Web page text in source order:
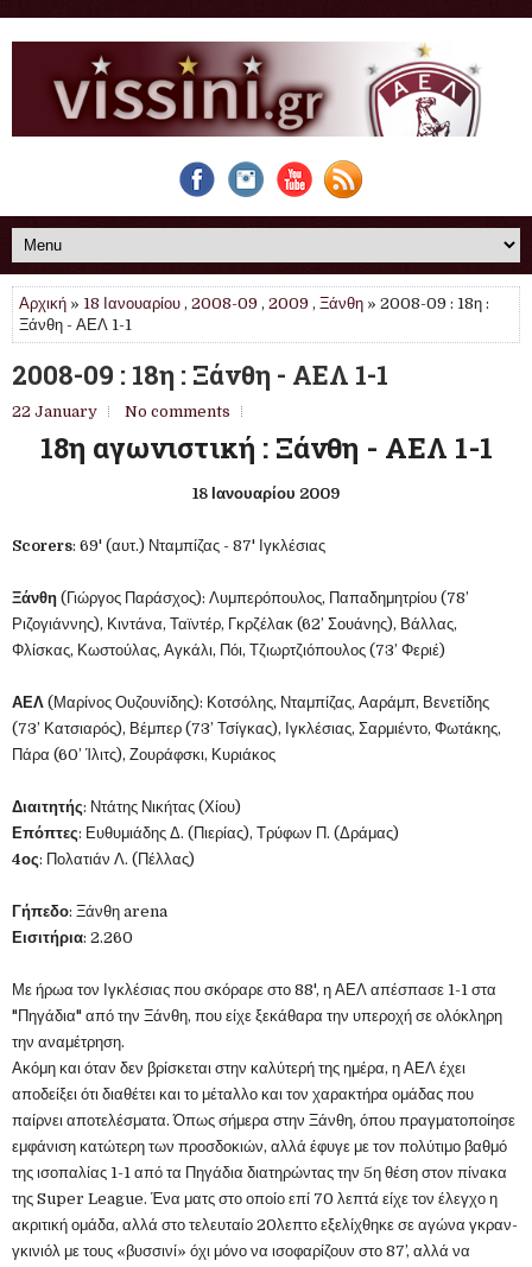
Αρχική » 18 Ιανουαρίου , 2008-09 , 2009 , Ξάνθη » 2008-09 : 18η :
Ξάνθη - ΑΕΛ 1-1
2008-09 : 18η : Ξάνθη - ΑΕΛ 1-1
22 January No comments
18η αγωνιστική : Ξάνθη - ΑΕΛ 1-1
18 Ιανουαρίου 2009
Scorers: 69' (αυτ.) Νταμπίζας - 87' Ιγκλέσιας
Ξάνθη (Γιώργος Παράσχος): Λυμπερόπουλος, Παπαδημητρίου (78’
Ριζογιάννης), Κιντάνα, Ταϊντέρ, Γκρζέλακ (62’ Σουάνης), Βάλλας,
Φλίσκας, Κωστούλας, Αγκάλι, Πόι, Τζιωρτζιόπουλος (73’ Φεριέ)
ΑΕΛ (Μαρίνος Ουζουνίδης): Κοτσόλης, Νταμπίζας, Ααράμπ, Βενετίδης
(73’ Κατσιαρός), Βέμπερ (73’ Τσίγκας), Ιγκλέσιας, Σαρμιέντο, Φωτάκης,
Πάρα (60’ Ίλιτς), Ζουράφσκι, Κυριάκος
Διαιτητής: Ντάτης Νικήτας (Χίου)
Επόπτες: Ευθυμιάδης Δ. (Πιερίας), Τρύφων Π. (Δράμας)
4ος: Πολατιάν Λ. (Πέλλας)
Γήπεδο: Ξάνθη arena
Εισιτήρια: 2.260
Με ήρωα τον Ιγκλέσιας που σκόραρε στο 88', η ΑΕΛ απέσπασε 1-1 στα
"Πηγάδια" από την Ξάνθη, που είχε ξεκάθαρα την υπεροχή σε ολόκληρη
την αναμέτρηση.
Ακόμη και όταν δεν βρίσκεται στην καλύτερή της ημέρα, η ΑΕΛ έχει
αποδείξει ότι διαθέτει και το μέταλλο και τον χαρακτήρα ομάδας που
παίρνει αποτελέσματα. Όπως σήμερα στην Ξάνθη, όπου πραγματοποίησε
εμφάνιση κατώτερη των προσδοκιών, αλλά έφυγε με τον πολύτιμο βαθμό
της ισοπαλίας 1-1 από τα Πηγάδια διατηρώντας την 5η θέση στον πίνακα
της Super League. Ένα ματς στο οποίο επί 70 λεπτά είχε τον έλεγχο η
ακριτική ομάδα, αλλά στο τελευταίο 20λεπτο εξελίχθηκε σε αγώνα γκραν-
γκινιόλ με τους «βυσσινί» όχι μόνο να ισοφαρίζουν στο 87’, αλλά να